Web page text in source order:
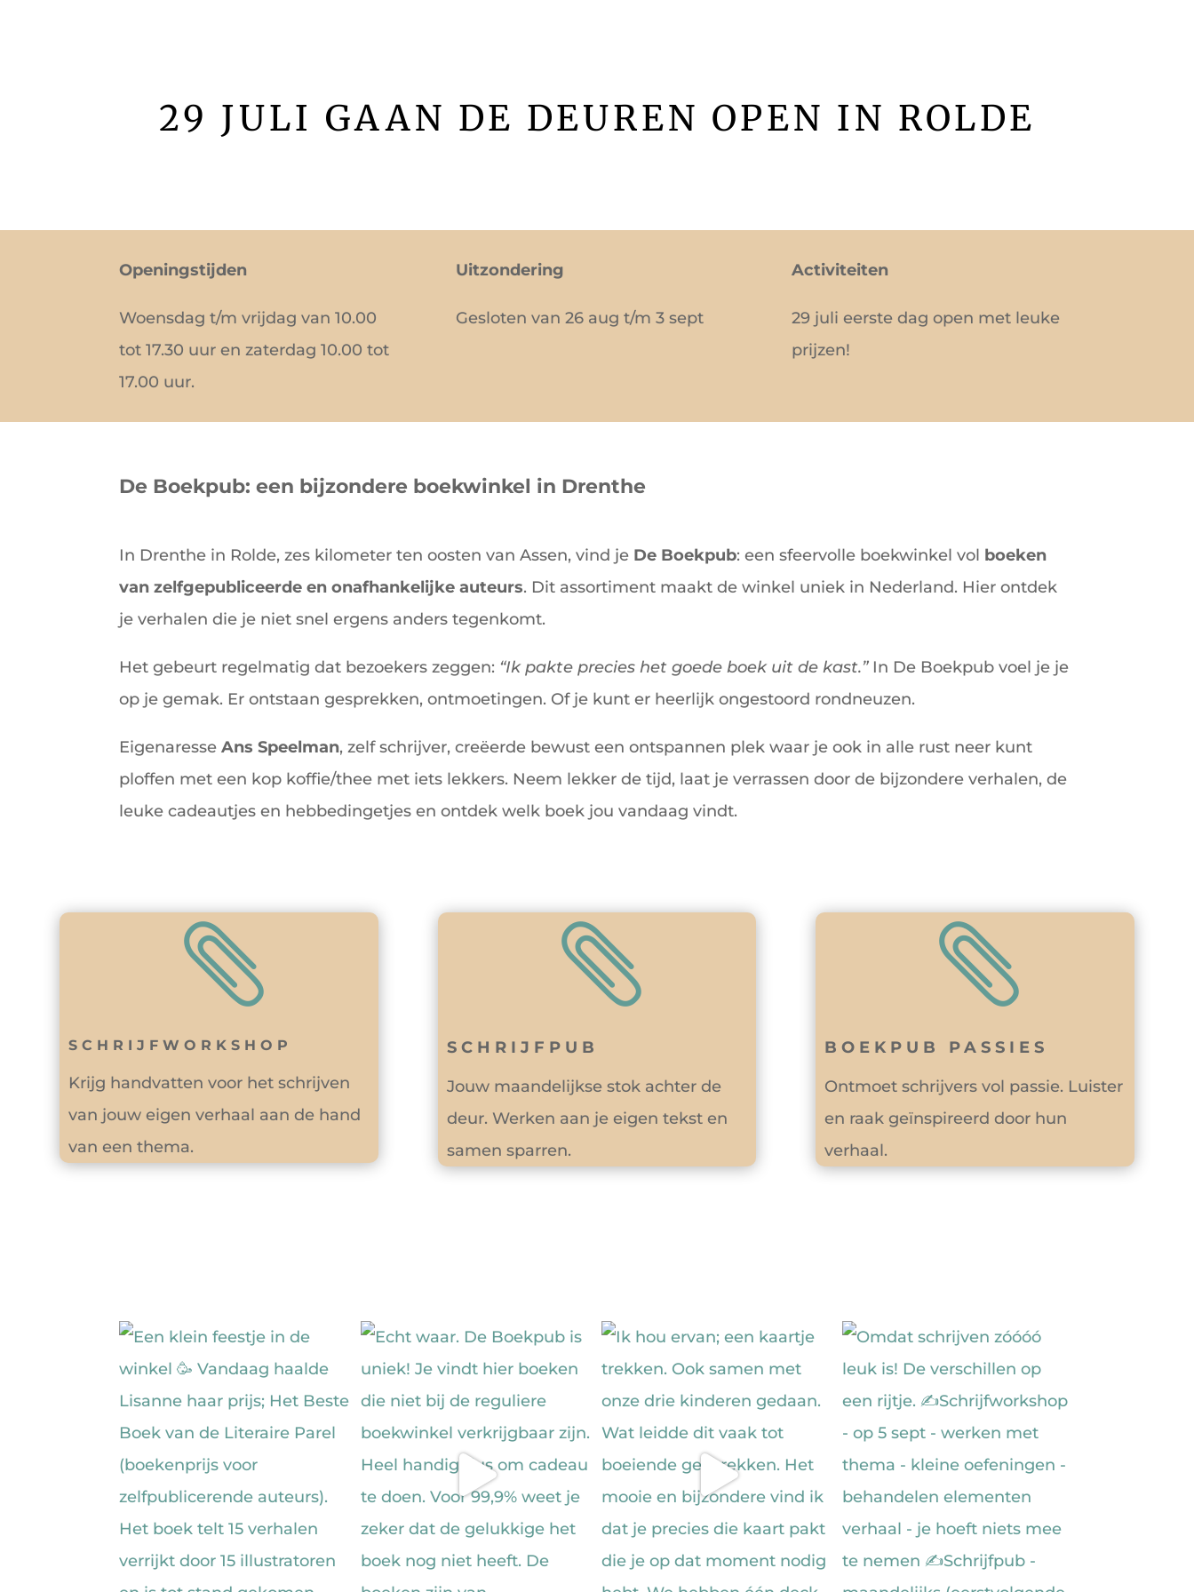
29 JULI GAAN DE DEUREN OPEN IN ROLDE
Openingstijden
Woensdag t/m vrijdag van 10.00
tot 17.30 uur en zaterdag 10.00 tot
17.00 uur.
Uitzondering
Gesloten van 26 aug t/m 3 sept
Activiteiten
29 juli eerste dag open met leuke
prijzen!
De Boekpub: een bijzondere boekwinkel in Drenthe
In Drenthe in Rolde, zes kilometer ten oosten van Assen, vind je De Boekpub: een sfeervolle boekwinkel vol boeken
van zelfgepubliceerde en onafhankelijke auteurs. Dit assortiment maakt de winkel uniek in Nederland. Hier ontdek
je verhalen die je niet snel ergens anders tegenkomt.
Het gebeurt regelmatig dat bezoekers zeggen: “Ik pakte precies het goede boek uit de kast.”In De Boekpub voel je je
op je gemak. Er ontstaan gesprekken, ontmoetingen. Of je kunt er heerlijk ongestoord rondneuzen.
EigenaresseAns Speelman, zelf schrijver, creëerde bewust een ontspannen plek waar je ook in alle rust neer kunt
ploffen met een kop koffie/thee met iets lekkers. Neem lekker de tijd, laat je verrassen door de bijzondere verhalen, de
leuke cadeautjes en hebbedingetjes en ontdek welk boek jou vandaag vindt.

SCHRIJFWORKSHOP
Krijg handvatten voor het schrijven
van jouw eigen verhaal aan de hand
van een thema.

SCHRIJFPUB
Jouw maandelijkse stok achter de
deur. Werken aan je eigen tekst en
samen sparren.

BOEKPUB PASSIES
Ontmoet schrijvers vol passie. Luister
en raak geïnspireerd door hun
verhaal.